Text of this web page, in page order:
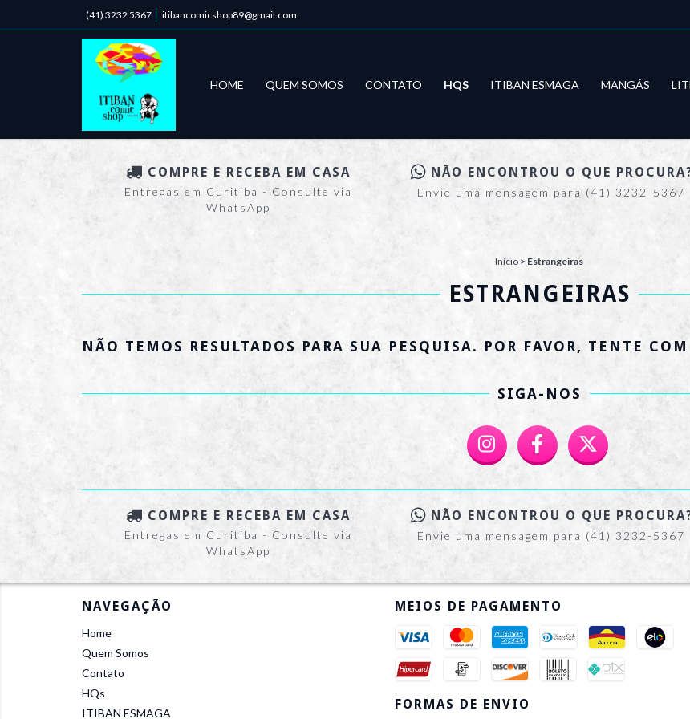
(41) 3232 5367 itibancomicshop89@gmail.com
HOME QUEM SOMOS CONTATO HQS ITIBAN ESMAGA MANGÁS
COMPRE E RECEBA EM CASA
Entregas em Curitiba - Consulte via
WhatsApp
NÃO ENCONTROU O QUE
Envie uma mensagem para (41) 3232-5367
Início > Estrangeiras
ESTRANGEIRAS
NÃO TEMOS RESULTADOS PARA SUA PESQUISA. POR FAVOR, TENTE
SIGA-NOS
COMPRE E RECEBA EM CASA
Entregas em Curitiba - Consulte via
WhatsApp
NÃO ENCONTROU O QUE
Envie uma mensagem para (41) 3232-5367
NAVEGAÇÃO
Home
Quem Somos
Contato
HQs
ITIBAN ESMAGA
MEIOS DE PAGAMENTO
FORMAS DE ENVIO